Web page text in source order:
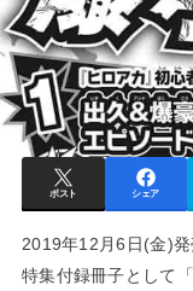
ポスト シェア
2019年12月6日(金)発
特集付録冊子として